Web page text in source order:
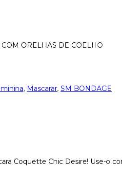
ORELHAS DE COELHO
, Mascarar, SM BONDAGE
Coquette Chic Desire! Use-o